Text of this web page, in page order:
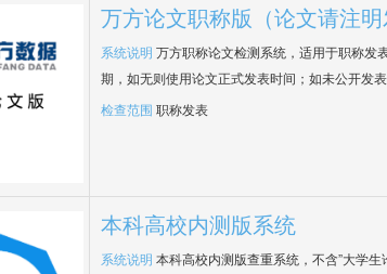
万方论文职称版（论文请注明
系统说明 万方职称论文检测系统，适用于职称发
期，如无则使用论文正式发表时间；如未公开发
检查范围 职称发表
本科高校内测版系统
系统说明 本科高校内测版查重系统，不含”大学生